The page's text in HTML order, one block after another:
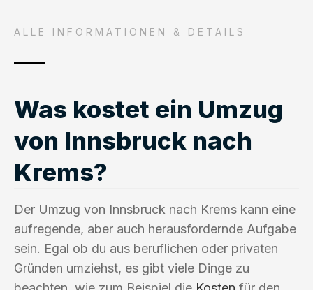
ALLE INFORMATIONEN & DETAILS
Was kostet ein Umzug
von Innsbruck nach
Krems?
Der Umzug von Innsbruck nach Krems kann eine
aufregende, aber auch herausfordernde Aufgabe
sein. Egal ob du aus beruflichen oder privaten
Gründen umziehst, es gibt viele Dinge zu